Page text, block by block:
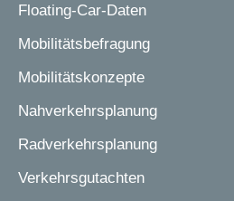
Floating-Car-Daten
Mobilitätsbefragung
Mobilitätskonzepte
Nahverkehrsplanung
Radverkehrsplanung
Verkehrsgutachten